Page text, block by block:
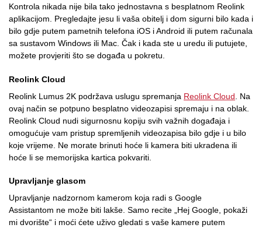
Kontrola nikada nije bila tako jednostavna s besplatnom Reolink
aplikacijom. Pregledajte jesu li vaša obitelj i dom sigurni bilo kada i
bilo gdje putem pametnih telefona iOS i Android ili putem računala
sa sustavom Windows ili Mac. Čak i kada ste u uredu ili putujete,
možete provjeriti što se događa u pokretu.
Reolink Cloud
Reolink Lumus 2K podržava uslugu spremanja Reolink Cloud . Na
ovaj način se potpuno besplatno videozapisi spremaju i na oblak.
Reolink Cloud nudi sigurnosnu kopiju svih važnih događaja i
omogućuje vam pristup spremljenih videozapisa bilo gdje i u bilo
koje vrijeme. Ne morate brinuti hoće li kamera biti ukradena ili
hoće li se memorijska kartica pokvariti.
Upravljanje glasom
Upravljanje nadzornom kamerom koja radi s Google
Assistantom ne može biti lakše. Samo recite „Hej Google, pokaži
mi dvorište“ i moći ćete uživo gledati s vaše kamere putem